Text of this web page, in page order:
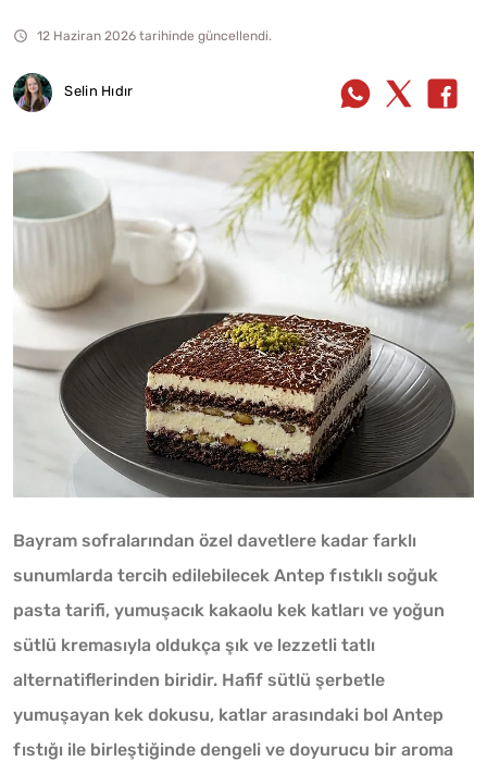
12 Haziran 2026 tarihinde güncellendi.
Selin Hıdır
Bayram sofralarından özel davetlere kadar farklı
sunumlarda tercih edilebilecek Antep fıstıklı soğuk
pasta tarifi, yumuşacık kakaolu kek katları ve yoğun
sütlü kremasıyla oldukça şık ve lezzetli tatlı
alternatiflerinden biridir. Hafif sütlü şerbetle
yumuşayan kek dokusu, katlar arasındaki bol Antep
fıstığı ile birleştiğinde dengeli ve doyurucu bir aroma